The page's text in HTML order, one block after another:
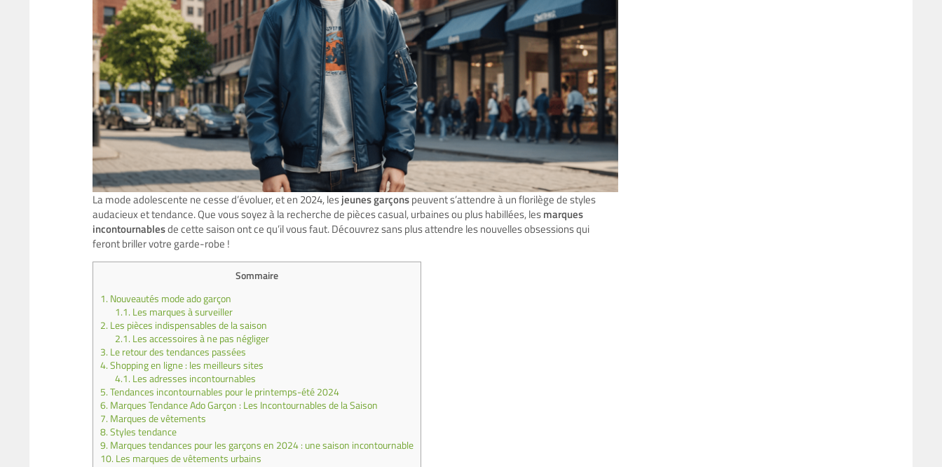
La mode adolescente ne cesse d’évoluer, et en 2024, lesjeunes garçonspeuvent s’attendre à un florilège de styles
audacieux et tendance. Que vous soyez à la recherche de pièces casual, urbaines ou plus habillées, lesmarques
incontournablesde cette saison ont ce qu’il vous faut. Découvrez sans plus attendre les nouvelles obsessions qui
feront briller votre garde-robe !
Sommaire
1. Nouveautés mode ado garçon
1.1. Les marques à surveiller
2. Les pièces indispensables de la saison
2.1. Les accessoires à ne pas négliger
3. Le retour des tendances passées
4.Shopping en ligne : les meilleurs sites
4.1. Les adresses incontournables
5.Tendances incontournables pour le printemps-été 2024
6. Marques Tendance Ado Garçon : Les Incontournables de la Saison
7. Marques de vêtements
8.Styles tendance
9. Marques tendances pour les garçons en 2024 : une saison incontournable
10. Les marques de vêtements urbains